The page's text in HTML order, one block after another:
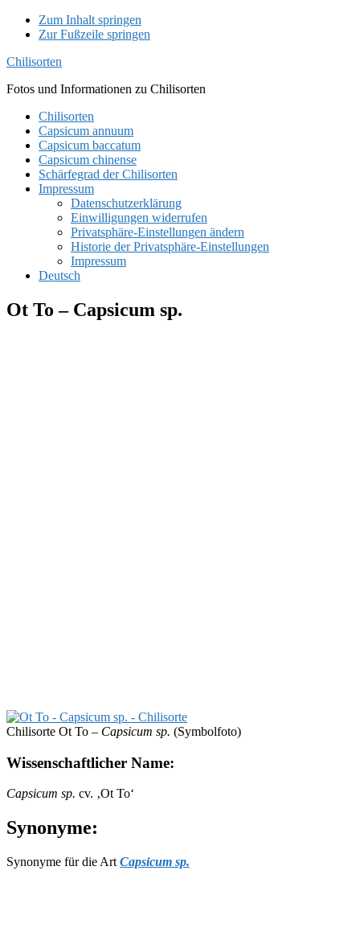
Zum Inhalt springen
Zur Fußzeile springen
Chilisorten
Fotos und Informationen zu Chilisorten
Chilisorten
Capsicum annuum
Capsicum baccatum
Capsicum chinense
Schärfegrad der Chilisorten
Impressum
Datenschutzerklärung
Einwilligungen widerrufen
Privatsphäre-Einstellungen ändern
Historie der Privatsphäre-Einstellungen
Impressum
Deutsch
Ot To – Capsicum sp.
Chilisorte Ot To – Capsicum sp. (Symbolfoto)
Wissenschaftlicher Name:
Capsicum sp. cv. ‚Ot To‘
Synonyme:
Synonyme für die Art Capsicum sp.